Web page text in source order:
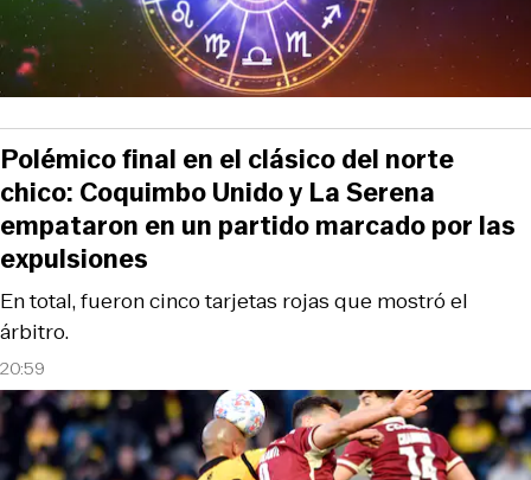
20:59
En total, fueron cinco tarjetas rojas que mostró el
árbitro.
Polémico final en el clásico del norte
chico: Coquimbo Unido y La Serena
empataron en un partido marcado por las
expulsiones